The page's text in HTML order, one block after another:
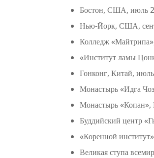
Бостон, США, июль
Нью-Йорк, США,
Колледж
«Институт ламы
Гонконг, Китай,
Монастырь «Идга
Монастырь «Копан»,
Буддийский центр
«Коренной
Великая ступа